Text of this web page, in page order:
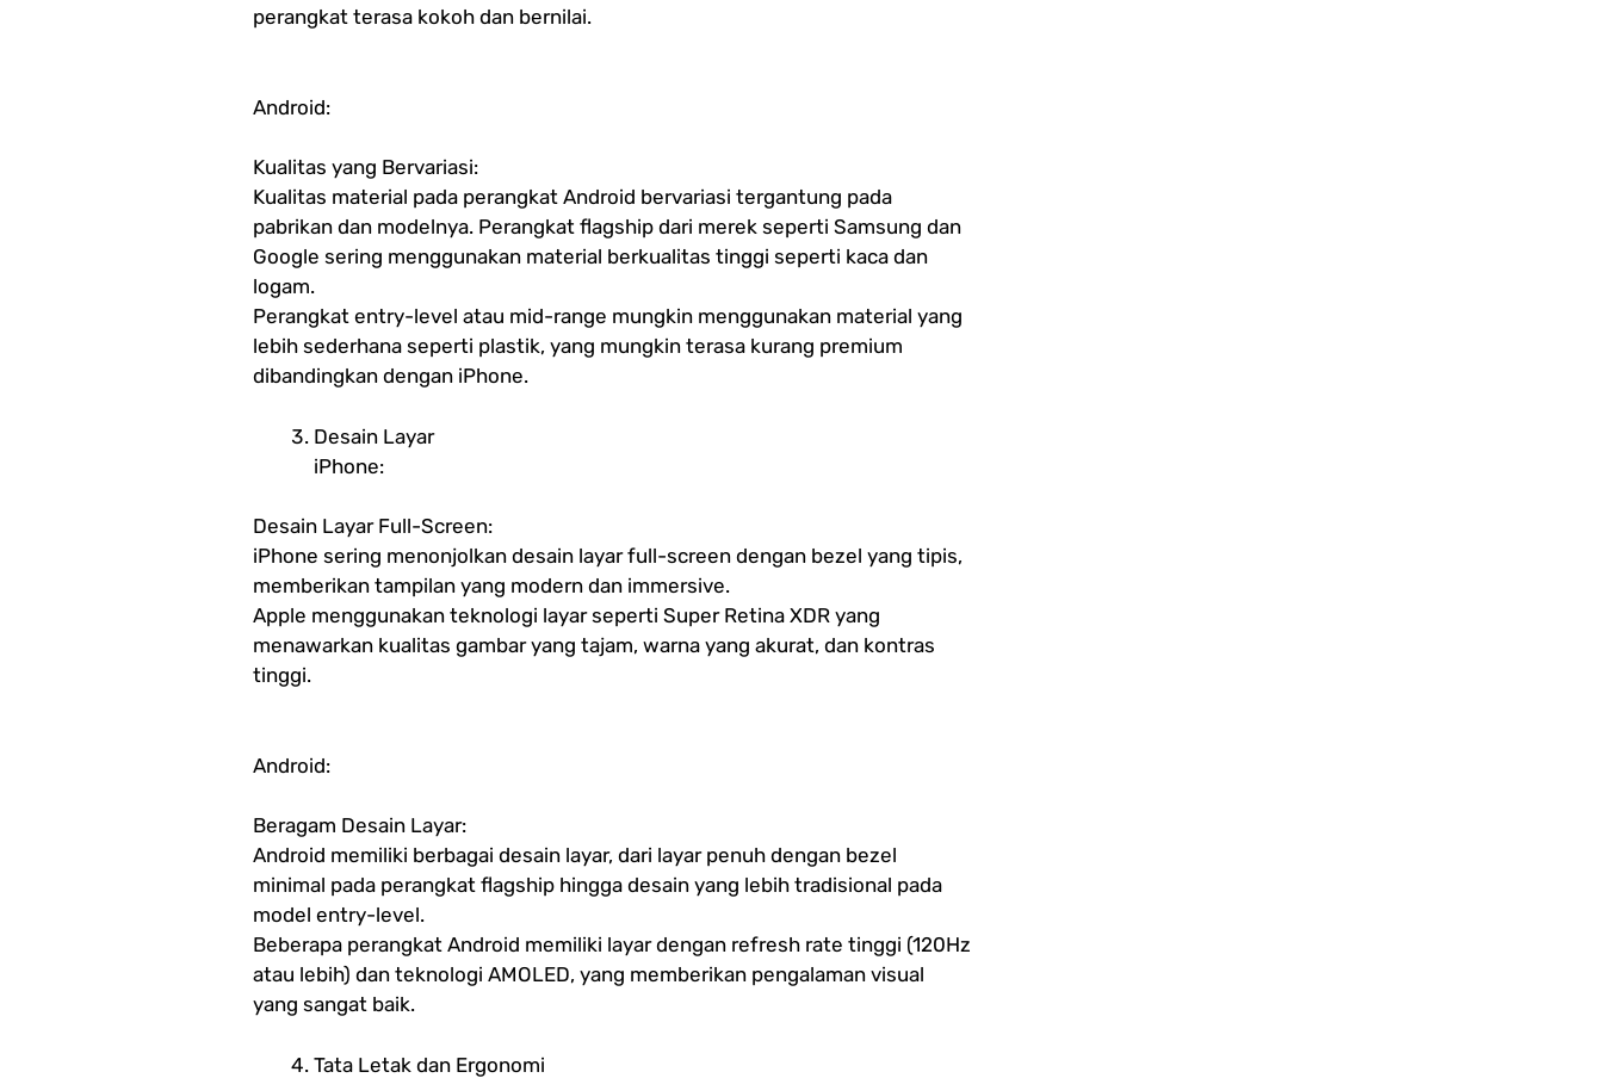
perangkat terasa kokoh dan bernilai.
Android:
Kualitas yang Bervariasi:
Kualitas material pada perangkat Android bervariasi tergantung pada
pabrikan dan modelnya. Perangkat flagship dari merek seperti Samsung dan
Google sering menggunakan material berkualitas tinggi seperti kaca dan
logam.
Perangkat entry-level atau mid-range mungkin menggunakan material yang
lebih sederhana seperti plastik, yang mungkin terasa kurang premium
dibandingkan dengan iPhone.
Desain Layar
iPhone:
Desain Layar Full-Screen:
iPhone sering menonjolkan desain layar full-screen dengan bezel yang tipis,
memberikan tampilan yang modern dan immersive.
Apple menggunakan teknologi layar seperti Super Retina XDR yang
menawarkan kualitas gambar yang tajam, warna yang akurat, dan kontras
tinggi.
Android:
Beragam Desain Layar:
Android memiliki berbagai desain layar, dari layar penuh dengan bezel
minimal pada perangkat flagship hingga desain yang lebih tradisional pada
model entry-level.
Beberapa perangkat Android memiliki layar dengan refresh rate tinggi (120Hz
atau lebih) dan teknologi AMOLED, yang memberikan pengalaman visual
yang sangat baik.
Tata Letak dan Ergonomi